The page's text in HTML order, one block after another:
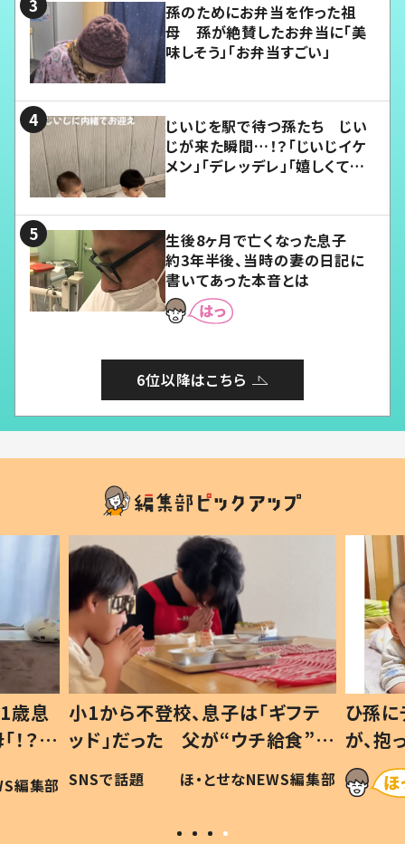
孫のためにお弁当を作った祖
母 孫が絶賛したお弁当に「美
味しそう」「お弁当すごい」
じいじを駅で待つ孫たち じい
じが来た瞬間…！？「じいじイケ
メン」「デレッデレ」「嬉しくて可
生後8ヶ月で亡くなった息子
約3年半後、当時の妻の日記に
書いてあった本音とは
6位以降はこちら
歳息
？」
編集部
小1から不登校、息子は「ギフテ
ッド」だった 父が“ウチ給食”を
作り続ける理由とは #令和の親
#令和の子
SNSで話題 ほ・とせなNEWS編集部
ひ孫
が、
「涙が
い」